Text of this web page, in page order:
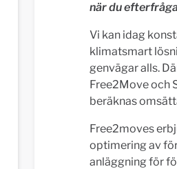
när du
Vi kan idag
klimatsmart
genvägar alls.
Free2Move och
beräknas
Free2moves
optimering av
anläggning för